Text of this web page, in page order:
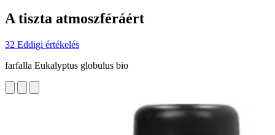
A tiszta atmoszféráért
32 Eddigi értékelés
farfalla Eukalyptus globulus bio